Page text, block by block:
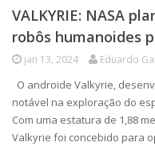
VALKYRIE: NASA
robôs humanoides
jan 13, 2024 Eduardo
O androide Valkyrie,
notável na exploração do
Com uma estatura de 1,88
Valkyrie foi concebido para